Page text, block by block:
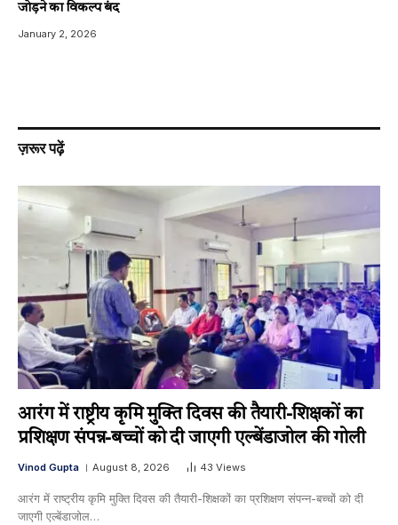
जोड़ने का विकल्प बंद
January 2, 2026
ज़रूर पढ़ें
आरंग में राष्ट्रीय कृमि मुक्ति दिवस की तैयारी-शिक्षकों का
प्रशिक्षण संपन्न-बच्चों को दी जाएगी एल्बेंडाजोल की गोली
Vinod Gupta August 8, 2026 43 Views
आरंग में राष्ट्रीय कृमि मुक्ति दिवस की तैयारी-शिक्षकों का प्रशिक्षण संपन्न-बच्चों को दी
जाएगी एल्बेंडाजोल…